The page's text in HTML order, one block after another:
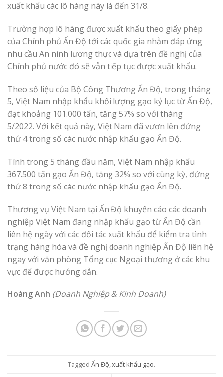
xuất khẩu các lô hàng này là đến 31/8.
Trường hợp lô hàng được xuất khẩu theo giấy phép
của Chính phủ Ấn Độ tới các quốc gia nhằm đáp ứng
nhu cầu An ninh lương thực và dựa trên đề nghị của
Chính phủ nước đó sẽ vẫn tiếp tục được xuất khẩu.
Theo số liệu của Bộ Công Thương Ấn Độ, trong tháng
5, Việt Nam nhập khẩu khối lượng gạo kỷ lục từ Ấn Độ,
đạt khoảng 101.000 tấn, tăng 57% so với tháng
5/2022. Với kết quả này, Việt Nam đã vươn lên đứng
thứ 4 trong số các nước nhập khẩu gạo Ấn Độ.
Tính trong 5 tháng đầu năm, Việt Nam nhập khẩu
367.500 tấn gạo Ấn Độ, tăng 32% so với cùng kỳ, đứng
thứ 8 trong số các nước nhập khẩu gạo Ấn Độ.
Thương vụ Việt Nam tại Ấn Độ khuyến cáo các doanh
nghiệp Việt Nam đang nhập khẩu gạo từ Ấn Độ cần
liên hệ ngày với các đối tác xuất khẩu để kiểm tra tình
trạng hàng hóa và đề nghị doanh nghiệp Ấn Độ liên hệ
ngay với văn phòng Tổng cục Ngoại thương ở các khu
vực để được hướng dẫn.
Hoàng Anh (Doanh Nghiệp & Kinh Doanh)
Tagged Ấn Độ,xuất khẩu gạo.